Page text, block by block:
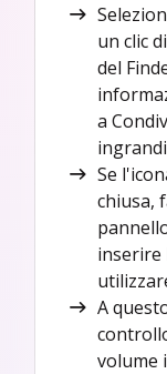
un clic
del
a
Se
chiusa,
inserire
A
volume